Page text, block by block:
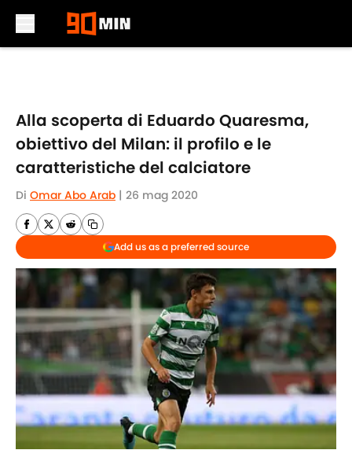
Alla scoperta di Eduardo Quaresma,
obiettivo del Milan: il profilo e le
caratteristiche del calciatore
Di Omar Abo Arab | 26 mag 2020
Add us as a preferred source